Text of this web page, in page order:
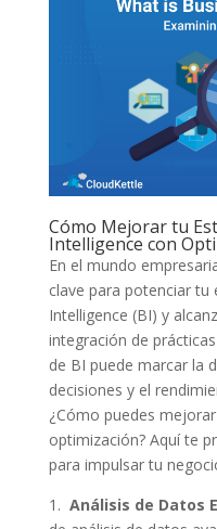
Cómo‌ Mejorar tu
Intelligence⁢ con
En ‍el mundo
clave ​para potenciar tu
Intelligence (BI) y
integración de
de BI puede marcar⁤ la
decisiones y el
¿Cómo puedes​
optimización? Aquí te
para impulsar tu
1. ⁣ Análisis de Datos